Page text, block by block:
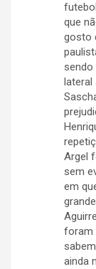
que
gosto
sendo
lateral
Argel
sem
em
foram
ainda